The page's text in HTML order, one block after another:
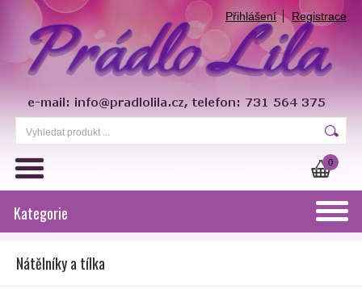
Přihlášení Registrace
0
Kategorie
Nátělníky a tílka